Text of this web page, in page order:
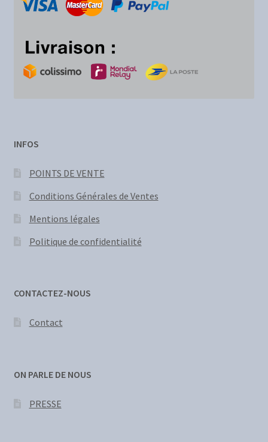
INFOS
POINTS DE VENTE
Conditions Générales de Ventes
Mentions légales
Politique de confidentialité
CONTACTEZ-NOUS
Contact
ON PARLE DE NOUS
PRESSE